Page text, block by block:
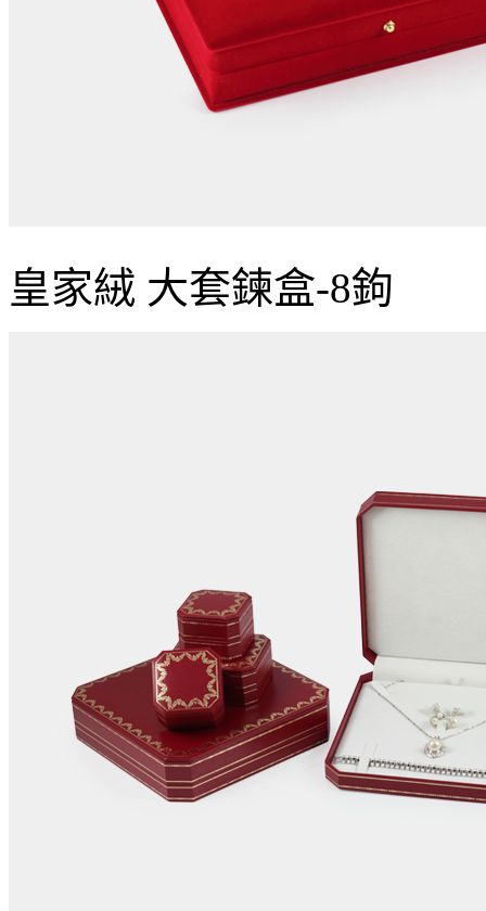
皇家絨 大套鍊盒-8鉤